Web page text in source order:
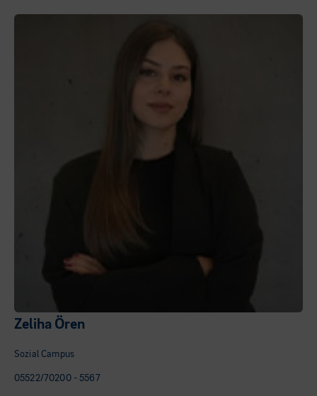
Zeliha Ören
Sozial Campus
05522/70200 - 5567